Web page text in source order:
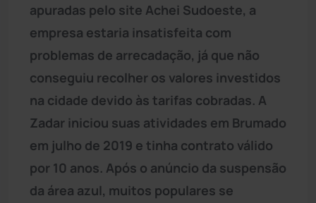
apuradas pelo site Achei Sudoeste, a
empresa estaria insatisfeita com
problemas de arrecadação, já que não
conseguiu recolher os valores investidos
na cidade devido às tarifas cobradas. A
Zadar iniciou suas atividades em Brumado
em julho de 2019 e tinha contrato válido
por 10 anos. Após o anúncio da suspensão
da área azul, muitos populares se